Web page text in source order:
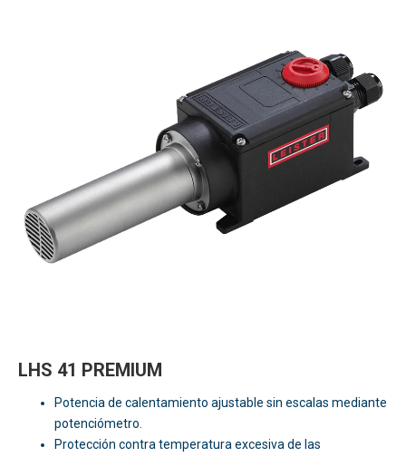
LHS 41 PREMIUM
Potencia de calentamiento ajustable sin escalas mediante
potenciómetro.
Protección contra temperatura excesiva de las